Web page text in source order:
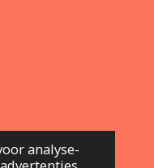
analyse-